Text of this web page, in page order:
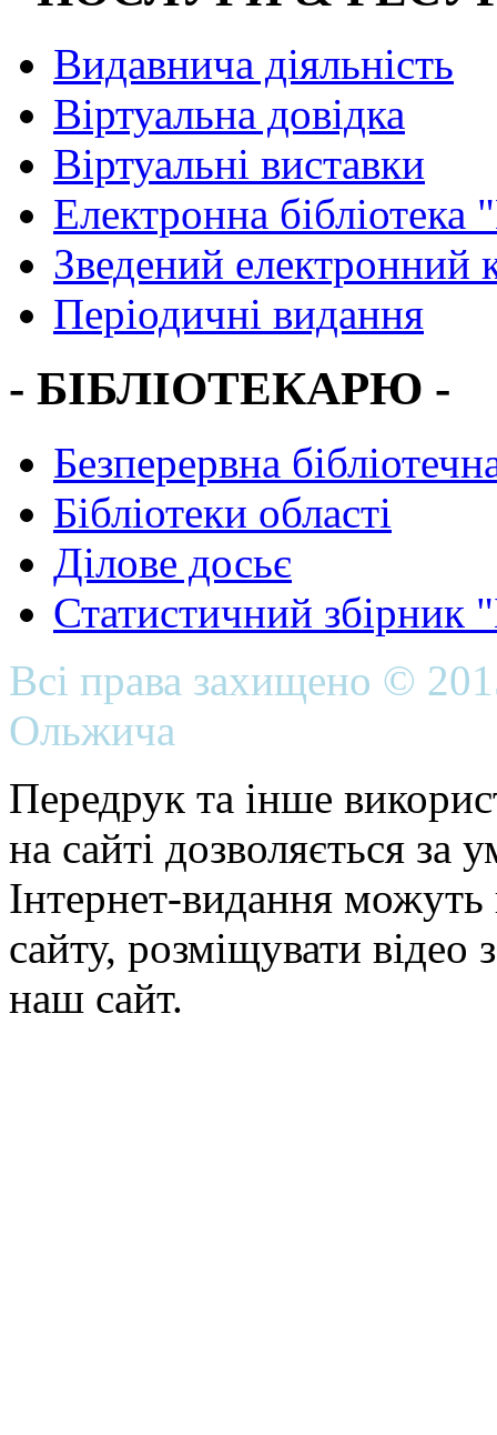
Видавнича діяльність
Віртуальна довідка
Віртуальні виставки
Електронна
Зведений електронний
Періодичні видання
- БІБЛІОТЕКАРЮ -
Безперервна
Бібліотеки області
Ділове досьє
Статистичний
Всі права захищено ©
Ольжича
Передрук та інше
на сайті дозволяється
Інтернет-видання можуть
сайту, розміщувати відео
наш сайт.